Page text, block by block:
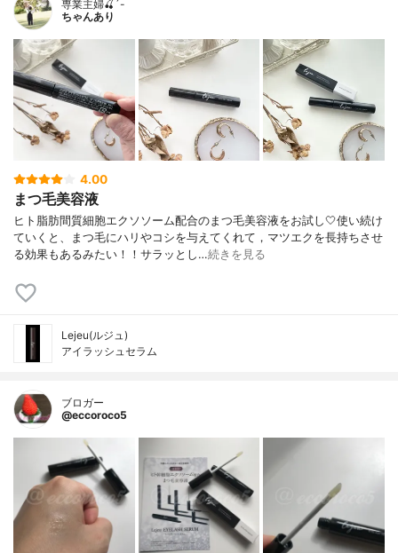
専業主婦🍒´-
ちゃんあり
4.00
まつ毛美容液
ヒト脂肪間質細胞エクソソーム配合のまつ毛美容液をお試し🤍使い続け
ていくと、まつ毛にハリやコシを与えてくれて，マツエクを長持ちさせ
る効果もあるみたい！！サラッとし…続きを見る
Lejeu(ルジュ)
アイラッシュセラム
ブロガー
@eccoroco5